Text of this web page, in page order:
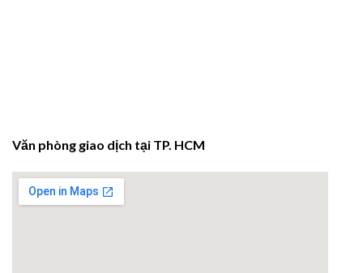
Văn phòng giao dịch tại TP. HCM